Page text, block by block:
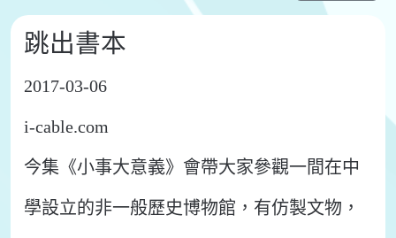
跳出書本
2017-03-06
i-cable.com
今集《小事大意義》會帶大家參觀一間在中
學設立的非一般歷史博物館，有仿製文物，